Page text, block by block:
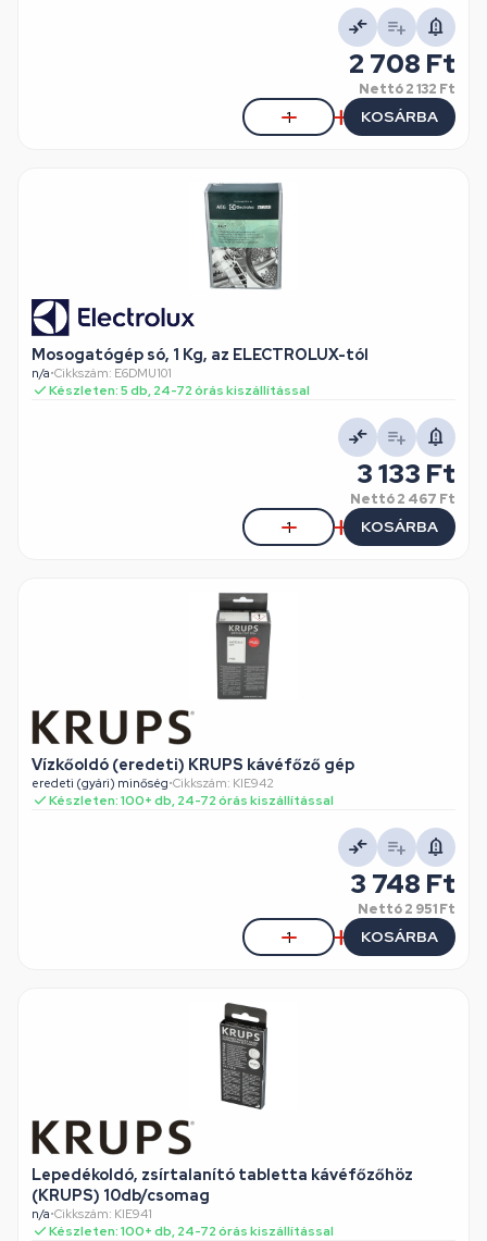
2 708 Ft
Nettó2 132 Ft
KOSÁRBA
Mosogatógép só, 1 Kg, az ELECTROLUX-tól
n/a•Cikkszám: E6DMU101
Készleten: 5 db, 24-72 órás kiszállítással
3 133 Ft
Nettó2 467 Ft
KOSÁRBA
Vízkőoldó (eredeti) KRUPS kávéfőző gép
eredeti (gyári) minőség•Cikkszám: KIE942
Készleten: 100+ db, 24-72 órás kiszállítással
3 748 Ft
Nettó2 951 Ft
KOSÁRBA
Lepedékoldó, zsírtalanító tabletta kávéfőzőhöz
(KRUPS) 10db/csomag
n/a•Cikkszám: KIE941
Készleten: 100+ db, 24-72 órás kiszállítással